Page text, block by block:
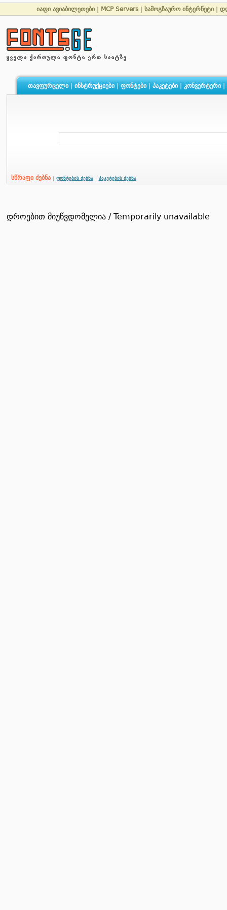
იაფი ავიაბილეთები MCP Servers სამოგზაურო ინტერნეტი
თავფურცელი| ინსტრუქციები| ფონტები| პაკეტები| კონვერტერი|
სწრაფი ძებნა ფონტების ძებნა პაკეტების ძებნა
დროებით მიუწვდომელია / Temporarily unavailable